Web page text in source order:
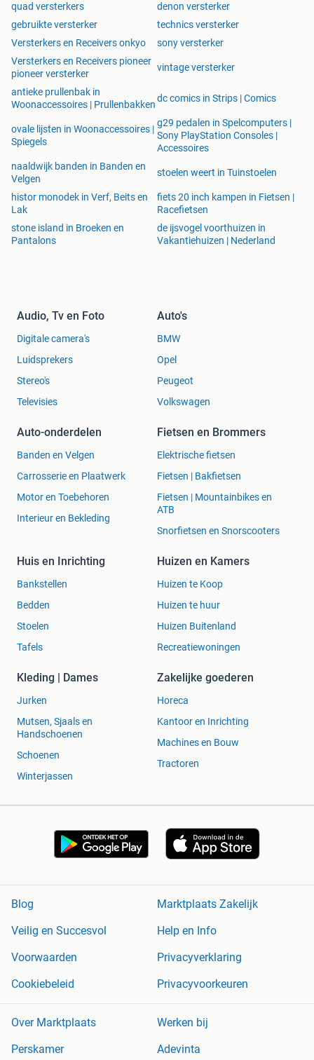
quad versterkers
denon versterker
gebruikte versterker
technics versterker
Versterkers en Receivers onkyo
sony versterker
Versterkers en Receivers pioneer
pioneer versterker
vintage versterker
antieke prullenbak in
Woonaccessoires | Prullenbakken
dc comics in Strips | Comics
ovale lijsten in Woonaccessoires |
Spiegels
g29 pedalen in Spelcomputers |
Sony PlayStation Consoles |
Accessoires
naaldwijk banden in Banden en
Velgen
stoelen weert in Tuinstoelen
histor monodek in Verf, Beits en
Lak
fiets 20 inch kampen in Fietsen |
Racefietsen
stone island in Broeken en
Pantalons
de ijsvogel voorthuizen in
Vakantiehuizen | Nederland
Audio, Tv en Foto
Digitale camera's
Luidsprekers
Stereo's
Televisies
Auto's
BMW
Opel
Peugeot
Volkswagen
Auto-onderdelen
Banden en Velgen
Carrosserie en Plaatwerk
Motor en Toebehoren
Interieur en Bekleding
Fietsen en Brommers
Elektrische fietsen
Fietsen | Bakfietsen
Fietsen | Mountainbikes en
ATB
Snorfietsen en Snorscooters
Huis en Inrichting
Bankstellen
Bedden
Stoelen
Tafels
Huizen en Kamers
Huizen te Koop
Huizen te huur
Huizen Buitenland
Recreatiewoningen
Kleding | Dames
Jurken
Mutsen, Sjaals en
Handschoenen
Schoenen
Winterjassen
Zakelijke goederen
Horeca
Kantoor en Inrichting
Machines en Bouw
Tractoren
Blog
Marktplaats Zakelijk
Veilig en Succesvol
Help en Info
Voorwaarden
Privacyverklaring
Cookiebeleid
Privacyvoorkeuren
Over Marktplaats
Werken bij
Perskamer
Adevinta